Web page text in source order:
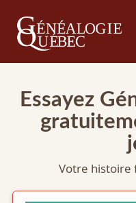
Essayez
Votre histoire